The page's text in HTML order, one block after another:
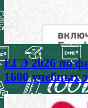
ЕГЭ 2026 по
1600 учебных